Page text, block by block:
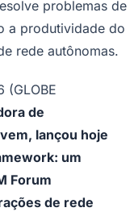
problemas de
a produtividade do
rede autônomas.
(GLOBE
de
lançou hoje
um
Forum
de rede